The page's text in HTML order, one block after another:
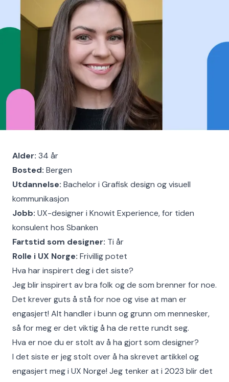
Alder: 34 år
Bosted: Bergen
Utdannelse: Bachelor i Grafisk design og visuell
kommunikasjon
Jobb: UX-designer i Knowit Experience, for tiden
konsulent hos Sbanken
Fartstid som designer: Ti år
Rolle i UX Norge: Frivillig potet
Hva har inspirert deg i det siste?
Jeg blir inspirert av bra folk og de som brenner for noe.
Det krever guts å stå for noe og vise at man er
engasjert! Alt handler i bunn og grunn om mennesker,
så for meg er det viktig å ha de rette rundt seg.
Hva er noe du er stolt av å ha gjort som designer?
I det siste er jeg stolt over å ha skrevet artikkel og
engasjert meg i UX Norge! Jeg tenker at i 2023 blir det